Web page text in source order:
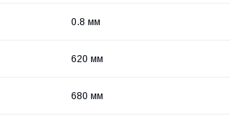
0.8 мм
620 мм
680 мм